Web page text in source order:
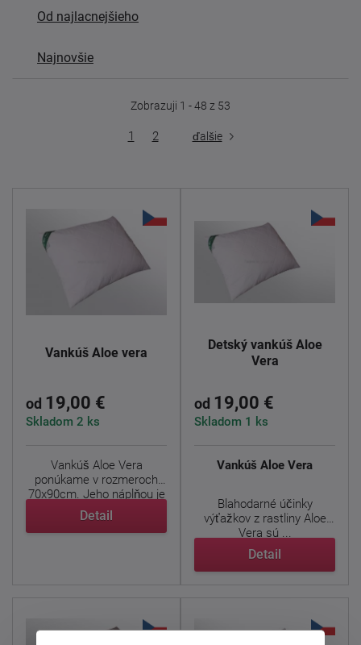
Od najlacnejšieho
Najnovšie
Zobrazuji 1 - 48 z 53
2
1 ďalšie
Vankúš Aloe vera
od 19,00 €
Skladom 2 ks
Vankúš Aloe Vera
ponúkame v rozmeroch
70x90cm. Jeho náplňou je
1000g ...
Detail
Detský vankúš Aloe
Vera
od 19,00 €
Skladom 1 ks
Vankúš Aloe Vera
Blahodarné účinky
výťažkov z rastliny Aloe
Vera sú ...
Detail